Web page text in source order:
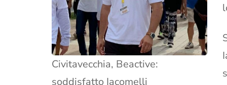
Civitavecchia, Beactive:
soddisfatto Iacomelli